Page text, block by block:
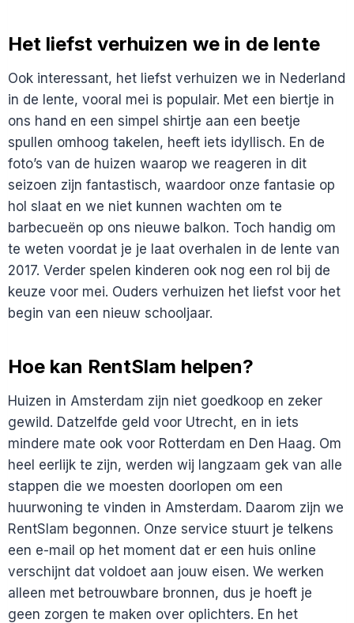
Het liefst verhuizen we in de lente
Ook interessant, het liefst verhuizen we in Nederland
in de lente, vooral mei is populair. Met een biertje in
ons hand en een simpel shirtje aan een beetje
spullen omhoog takelen, heeft iets idyllisch. En de
foto’s van de huizen waarop we reageren in dit
seizoen zijn fantastisch, waardoor onze fantasie op
hol slaat en we niet kunnen wachten om te
barbecueën op ons nieuwe balkon. Toch handig om
te weten voordat je je laat overhalen in de lente van
2017. Verder spelen kinderen ook nog een rol bij de
keuze voor mei. Ouders verhuizen het liefst voor het
begin van een nieuw schooljaar.
Hoe kan RentSlam helpen?
Huizen in Amsterdam zijn niet goedkoop en zeker
gewild. Datzelfde geld voor Utrecht, en in iets
mindere mate ook voor Rotterdam en Den Haag. Om
heel eerlijk te zijn, werden wij langzaam gek van alle
stappen die we moesten doorlopen om een
huurwoning te vinden in Amsterdam. Daarom zijn we
RentSlam begonnen. Onze service stuurt je telkens
een e-mail op het moment dat er een huis online
verschijnt dat voldoet aan jouw eisen. We werken
alleen met betrouwbare bronnen, dus je hoeft je
geen zorgen te maken over oplichters. En het